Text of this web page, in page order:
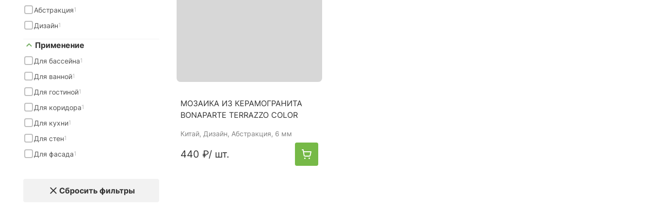
Абстракция1
Дизайн1
Применение
Для бассейна1
Для ванной1
Для гостиной1
Для коридора1
Для кухни1
Для стен1
Для фасада1
Сбросить фильтры
МОЗАИКА ИЗ КЕРАМОГРАНИТА
BONAPARTE TERRAZZO COLOR
Китай, Дизайн, Абстракция, 6 мм
440 ₽/ шт.